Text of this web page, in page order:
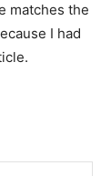
matches the
I had